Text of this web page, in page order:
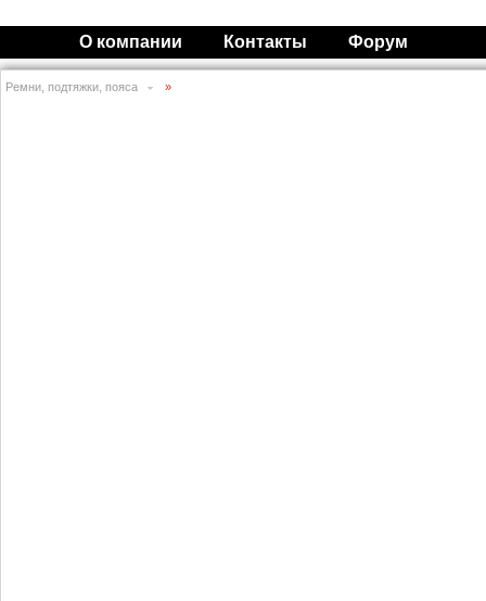
О компании Контакты Форум
Ремни, подтяжки, пояса »